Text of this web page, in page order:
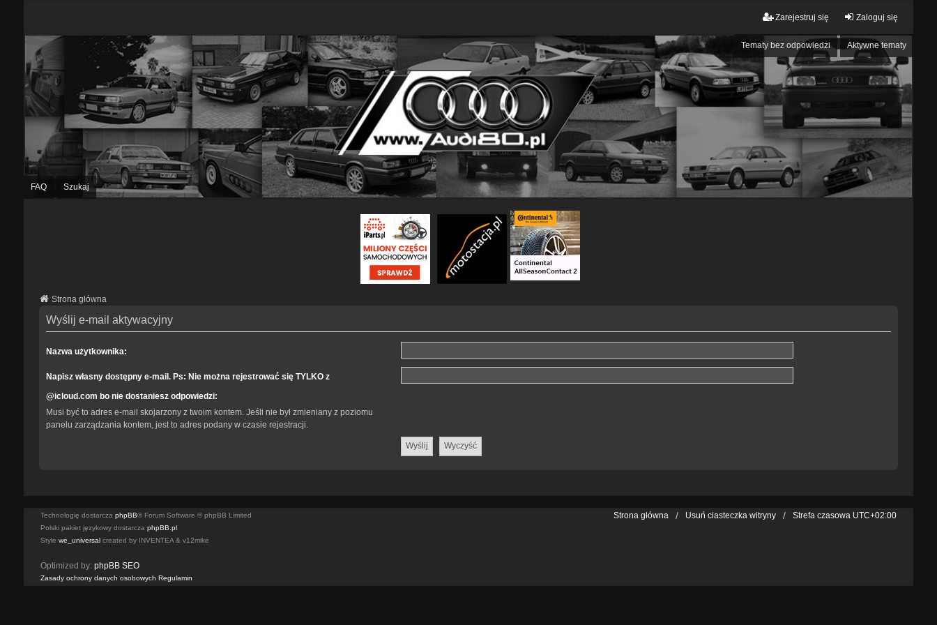
Zaloguj się
Zarejestruj się
Tematy bez odpowiedzi Aktywne tematy
FAQ Szukaj
Strona główna
Wyślij e-mail aktywacyjny
Nazwa użytkownika:
Napisz własny dostępny e-mail. Ps: Nie można rejestrować się TYLKO z
@icloud.com bo nie dostaniesz odpowiedzi:
Musi być to adres e-mail skojarzony z twoim kontem. Jeśli nie był zmieniany z poziomu
panelu zarządzania kontem, jest to adres podany w czasie rejestracji.
Strona główna Usuń ciasteczka witryny Strefa czasowa UTC+02:00
Technologię dostarcza phpBB® Forum Software © phpBB Limited
Polski pakiet językowy dostarcza phpBB.pl
Style we_universalcreated by INVENTEA & v12mike
Optimized by: phpBB SEO
Zasady ochrony danych osobowych Regulamin